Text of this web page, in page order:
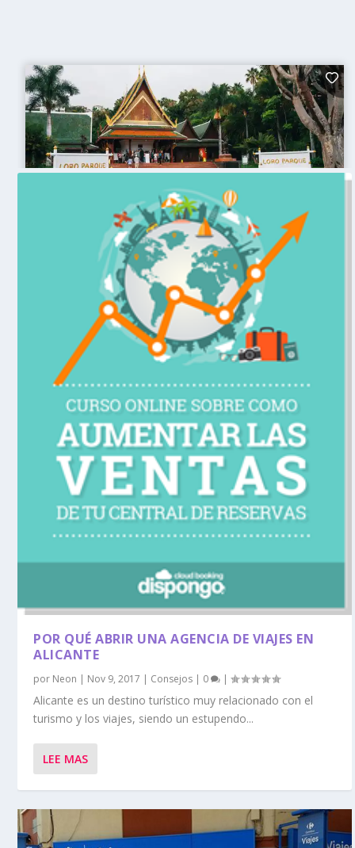
POR QUÉ ABRIR UNA AGENCIA DE VIAJES EN
ALICANTE
por Neon | Nov 9, 2017 | Consejos | 0 |
Alicante es un destino turístico muy relacionado con el
turismo y los viajes, siendo un estupendo...
LEE MAS